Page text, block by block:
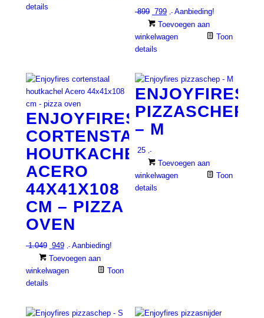
details
899 Oorspronkelijke
prijs
was:
€ 899.
799Huidige
prijs
is:
,- Aanbieding!
Toevoegen aan
winkelwagen
Toon
details
ENJOYFIRES
CORTENSTAAL
HOUTKACHEL
ACERO
44X41X108
CM – PIZZA
OVEN
1.049 Oorspronkelijke
prijs
was:
949Huidige
prijs
is:
,- Aanbieding!
Toevoegen aan
winkelwagen
Toon
details
ENJOYFIRES
PIZZASCHEP
– M
25 ,-
Toevoegen aan
winkelwagen
Toon
details